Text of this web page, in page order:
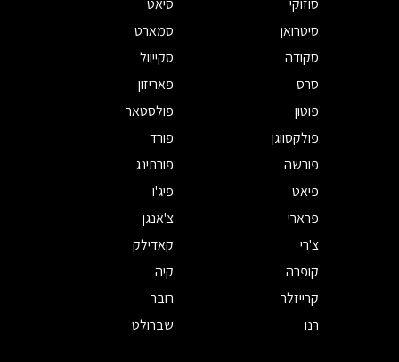
סיטרואן
סמארט
סקודה
סקייוול
סרס
פאריזון
פוטון
פולסטאר
פולקסווגן
פורד
פורשה
פורתינג
פיאט
פיג'ו
פרארי
צ'אנגן
צ'רי
קאדילק
קופרה
קיה
קרייזלר
רובר
רנו
שברולט